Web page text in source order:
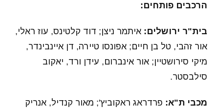
הרכבים פותחים:
בית"ר ירושלים: איתמר ניצן; דוד קלטינס, עוז ראלי,
אור זהבי, טל בן חיים; אפונסו טיירה, דן איינבינדר,
מיקי סירושטיין; אור אינברום, עידן ורד, יאקוב
סילבסטר.
מכבי ת"א: פרדראג ראקוביץ'; מאור קנדיל, אנריק